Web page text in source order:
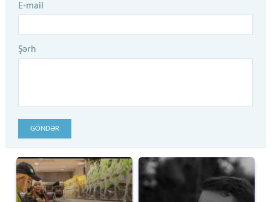
E-mail
Şərh
GÖNDƏR